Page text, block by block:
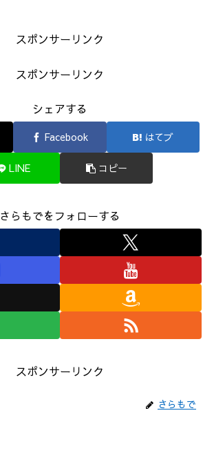
スポンサーリンク
スポンサーリンク
シェアする
Facebook はてブ
LINE コピー
さらもでをフォローする
スポンサーリンク
さらもで